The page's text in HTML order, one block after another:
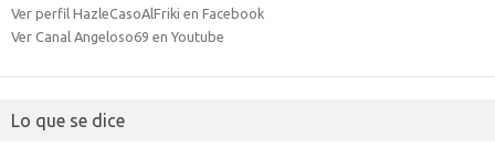
Ver perfil HazleCasoAlFriki en Facebook
Ver Canal Angeloso69 en Youtube
Lo que se dice